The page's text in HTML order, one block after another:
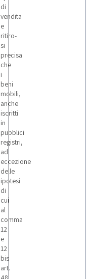
di
vendita
e
ritiro-
si
precisa
che
i
beni
mobili,
anche
iscritti
in
pubblici
registri,
ad
eccezione
delle
ipotesi
di
cui
al
comma
12
e
12
bis
art.